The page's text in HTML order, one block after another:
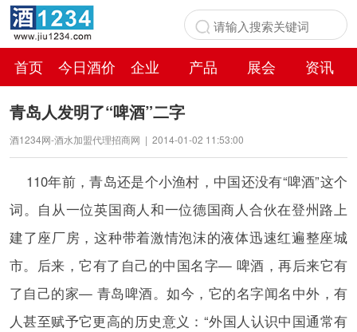
首页 今日酒价 企业 产品 展会
资讯
百科
青岛人发明了“啤酒”二字
酒1234网-酒水加盟代理招商网 | 2014-01-02 11:53:00
110年前，青岛还是个小渔村，中国还没有“啤酒”这个
词。自从一位英国商人和一位德国商人合伙在登州路上
建了座厂房，这种带着激情泡沫的液体迅速红遍整座城
市。后来，它有了自己的中国名字— 啤酒，再后来它有
了自己的家— 青岛啤酒。如今，它的名字闻名中外，有
人甚至赋予它更高的历史意义：“外国人认识中国通常有